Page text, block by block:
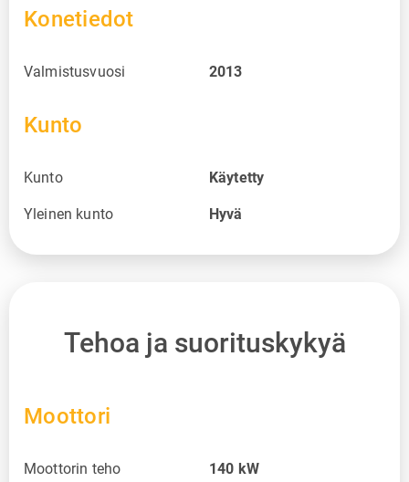
Konetiedot
Valmistusvuosi 2013
Kunto
Kunto Käytetty
Yleinen kunto Hyvä
Tehoa ja suorituskykyä
Moottori
Moottorin teho 140 kW